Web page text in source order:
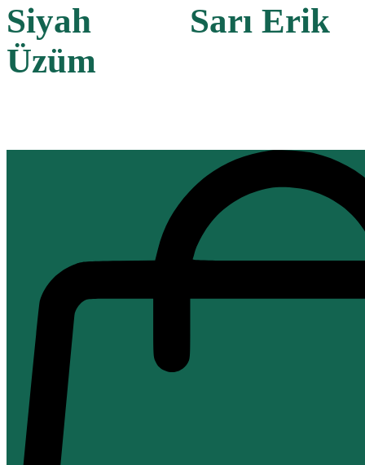
Siyah
Üzüm
Sarı Erik